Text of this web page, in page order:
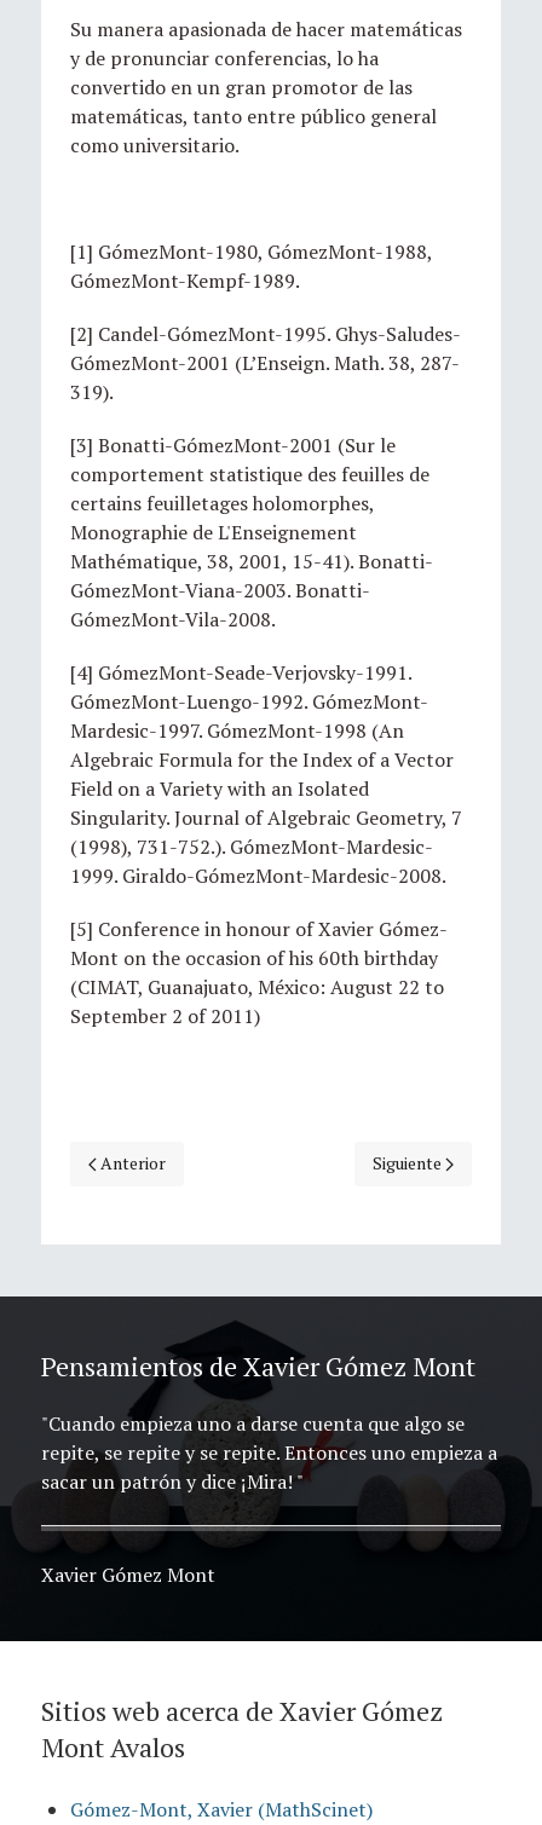
Su manera apasionada de hacer matemáticas
y de pronunciar conferencias, lo ha
convertido en un gran promotor de las
matemáticas, tanto entre público general
como universitario.
[1] GómezMont-1980, GómezMont-1988,
GómezMont-Kempf-1989.
[2] Candel-GómezMont-1995. Ghys-Saludes-
GómezMont-2001 (L’Enseign. Math. 38, 287-
319).
[3] Bonatti-GómezMont-2001 (Sur le
comportement statistique des feuilles de
certains feuilletages holomorphes,
Monographie de L'Enseignement
Mathématique, 38, 2001, 15-41). Bonatti-
GómezMont-Viana-2003. Bonatti-
GómezMont-Vila-2008.
[4] GómezMont-Seade-Verjovsky-1991.
GómezMont-Luengo-1992. GómezMont-
Mardesic-1997. GómezMont-1998 (An
Algebraic Formula for the Index of a Vector
Field on a Variety with an Isolated
Singularity. Journal of Algebraic Geometry, 7
(1998), 731-752.). GómezMont-Mardesic-
1999. Giraldo-GómezMont-Mardesic-2008.
[5] Conference in honour of Xavier Gómez-
Mont on the occasion of his 60th birthday
(CIMAT, Guanajuato, México: August 22 to
September 2 of 2011)
Artículo anterior: Perfil investigador de Xavier Gómez Mont
Anterior Artículo siguiente: El
Siguiente
Pensamientos de Xavier Gómez Mont
"Cuando empieza uno a darse cuenta que algo se
repite, se repite y se repite. Entonces uno empieza a
sacar un patrón y dice ¡Mira! "
Xavier Gómez Mont
Sitios web acerca de Xavier Gómez
Mont Avalos
Gómez-Mont, Xavier (MathScinet)